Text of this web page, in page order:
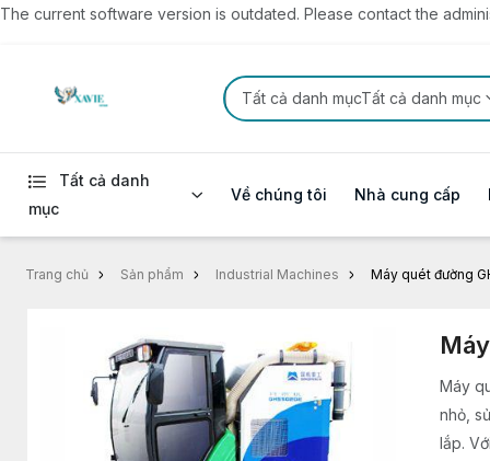
The current software version is outdated. Please contact the
Tất cả danh mụcTất cả danh mục
Tất cả danh
mục
Về chúng tôi Nhà cung cấp
Trang chủ Sản phẩm Industrial Machines Máy quét đường
Máy
nhỏ,
lắp.